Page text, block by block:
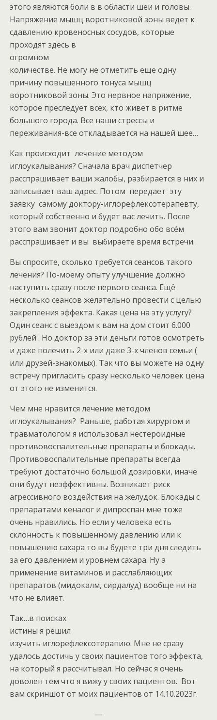
этого являются боли в в области шеи и головы.
Напряжение мышц воротниковой зоны ведет к
сдавлению кровеносных сосудов, которые
проходят здесь в
огромном
количестве. Не могу не отметить еще одну
причину повышенного тонуса мышц
воротниковой зоны. Это нервное напряжение,
которое преследует всех, кто живет в ритме
большого города. Все наши стрессы и
переживания-все откладывается на нашей шее…
Как происходит лечение методом
иглоукалывания? Сначала врач диспетчер
расспрашивает ваши жалобы, разбирается в них и
записывает ваш адрес. Потом передает эту
заявку самому доктору-иглорефлексотерапевту,
который собственно и будет вас лечить. После
этого вам звонит доктор подробно обо всём
расспрашивает и вы выбираете время встречи.
Вы спросите, сколько требуется сеансов такого
лечения? По-моему опыту улучшение должно
наступить сразу после первого сеанса. Ещё
несколько сеансов желательно провести с целью
закрепления эффекта. Какая цена на эту услугу?
Один сеанс с выездом к вам на дом стоит 6.000
рублей . Но доктор за эти деньги готов осмотреть
и даже полечить 2-х или даже 3-х членов семьи (
или друзей-знакомых). Так что вы можете на одну
встречу пригласить сразу несколько человек цена
от этого не изменится.
Чем мне нравится лечение методом
иглоукалывания? Раньше, работая хирургом и
травматологом я использовал нестероидные
противовоспалительные препараты и блокады.
Противовоспалительные препараты всегда
требуют достаточно большой дозировки, иначе
они будут неэффективны. Возникает риск
агрессивного воздействия на желудок. Блокады с
препаратами кеналог и дипроспан мне тоже
очень нравились. Но если у человека есть
склонность к повышенному давлению или к
повышению сахара то вы будете три дня следить
за его давлением и уровнем сахара. Ну а
применение витаминов и расслабляющих
препаратов (мидокалм, сирдалуд) вообще ни на
что не влияет.
Так…в поисках
истины я решил
изучить иглорефлексотерапию. Мне не сразу
удалось достичь у своих пациентов того эффекта,
на который я рассчитывал. Но сейчас я очень
доволен тем что я вижу у своих пациентов. Вот
вам скриншот от моих пациентов от 14.10.2023г.
—